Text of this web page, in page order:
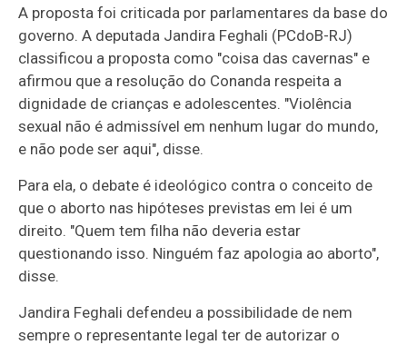
A proposta foi criticada por parlamentares da base do
governo. A deputada Jandira Feghali (PCdoB-RJ)
classificou a proposta como "coisa das cavernas" e
afirmou que a resolução do Conanda respeita a
dignidade de crianças e adolescentes. "Violência
sexual não é admissível em nenhum lugar do mundo,
e não pode ser aqui", disse.
Para ela, o debate é ideológico contra o conceito de
que o aborto nas hipóteses previstas em lei é um
direito. "Quem tem filha não deveria estar
questionando isso. Ninguém faz apologia ao aborto",
disse.
Jandira Feghali defendeu a possibilidade de nem
sempre o representante legal ter de autorizar o